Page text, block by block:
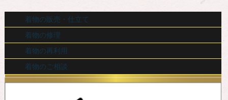
着物の販売・仕立て
着物の修理
着物の再利用
着物のご相談